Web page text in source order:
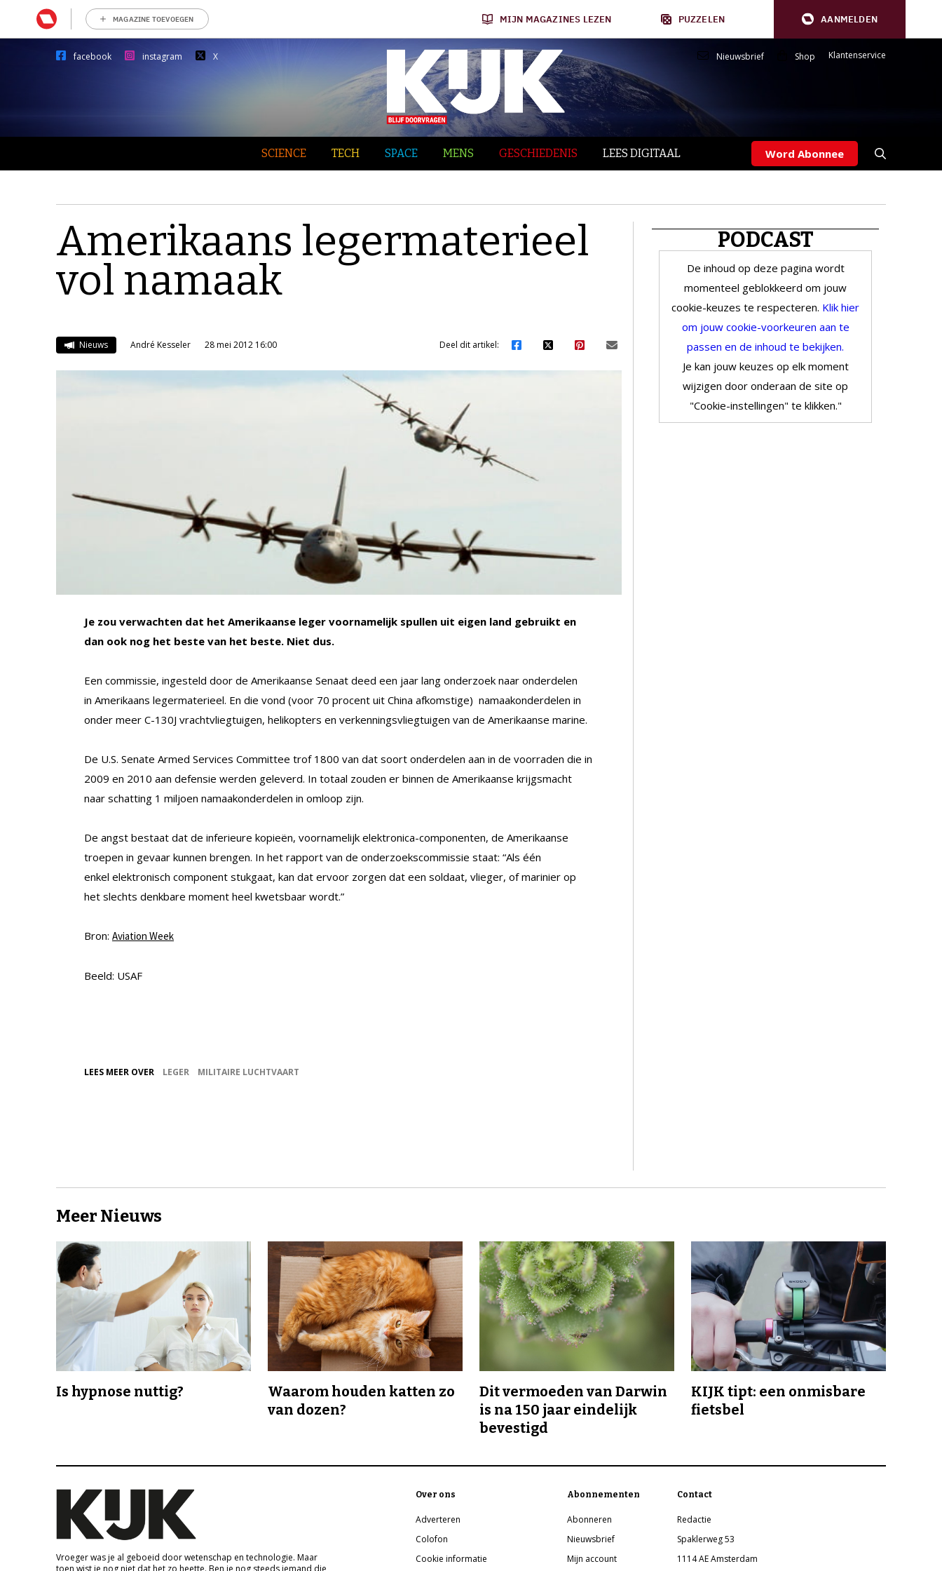
MAGAZINE TOEVOEGEN MIJN MAGAZINES LEZEN PUZZELEN AANMELDEN
facebook instagram X Nieuwsbrief Shop Klantenservice
SCIENCE TECH SPACE MENS GESCHIEDENIS LEES DIGITAAL Word Abonnee
Amerikaans legermaterieel
vol namaak
Nieuws André Kesseler 28 mei 2012 16:00 Deel dit artikel:
Je zou verwachten dat het Amerikaanse leger voornamelijk spullen uit eigen land gebruikt en
dan ook nog het beste van het beste. Niet dus.
Een commissie, ingesteld door de Amerikaanse Senaat deed een jaar lang onderzoek naar onderdelen
in Amerikaans legermaterieel. En die vond (voor 70 procent uit China afkomstige) namaakonderdelen in
onder meer C-130J vrachtvliegtuigen, helikopters en verkenningsvliegtuigen van de Amerikaanse marine.
De U.S. Senate Armed Services Committee trof 1800 van dat soort onderdelen aan in de voorraden die in
2009 en 2010 aan defensie werden geleverd. In totaal zouden er binnen de Amerikaanse krijgsmacht
naar schatting 1 miljoen namaakonderdelen in omloop zijn.
De angst bestaat dat de inferieure kopieën, voornamelijk elektronica-componenten, de Amerikaanse
troepen in gevaar kunnen brengen. In het rapport van de onderzoekscommissie staat: “Als één
enkel elektronisch component stukgaat, kan dat ervoor zorgen dat een soldaat, vlieger, of marinier op
het slechts denkbare moment heel kwetsbaar wordt.”
Bron: Aviation Week
Beeld: USAF
LEES MEER OVER LEGER MILITAIRE LUCHTVAART
PODCAST
De inhoud op deze pagina wordt
momenteel geblokkeerd om jouw
cookie-keuzes te respecteren. Klik hier
om jouw cookie-voorkeuren aan te
passen en de inhoud te bekijken.
Je kan jouw keuzes op elk moment
wijzigen door onderaan de site op
"Cookie-instellingen" te klikken."
Meer Nieuws
Is hypnose nuttig?
Waarom houden katten zo
van dozen?
Dit vermoeden van Darwin
is na 150 jaar eindelijk
bevestigd
KIJK tipt: een onmisbare
fietsbel
Vroeger was je al geboeid door wetenschap en technologie. Maar
Over ons
Adverteren
Colofon
Cookie informatie
Abonnementen
Abonneren
Nieuwsbrief
Mijn account
Contact
Redactie
Spaklerweg 53
1114 AE Amsterdam